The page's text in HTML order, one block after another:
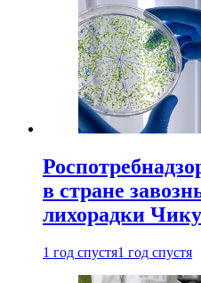
в стране
лихорадки
1 год спустя1 год спустя